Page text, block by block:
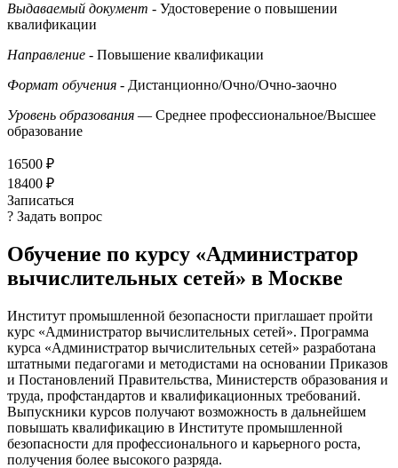
Выдаваемый документ - Удостоверение о повышении
квалификации
Направление - Повышение квалификации
Формат обучения - Дистанционно/Очно/Очно-заочно
Уровень образования — Среднее профессиональное/Высшее
образование
16500 ₽
18400 ₽
Записаться
? Задать вопрос
Обучение по курсу «Администратор
вычислительных сетей» в Москве
Институт промышленной безопасности приглашает пройти
курс «Администратор вычислительных сетей». Программа
курса «Администратор вычислительных сетей» разработана
штатными педагогами и методистами на основании Приказов
и Постановлений Правительства, Министерств образования и
труда, профстандартов и квалификационных требований.
Выпускники курсов получают возможность в дальнейшем
повышать квалификацию в Институте промышленной
безопасности для профессионального и карьерного роста,
получения более высокого разряда.